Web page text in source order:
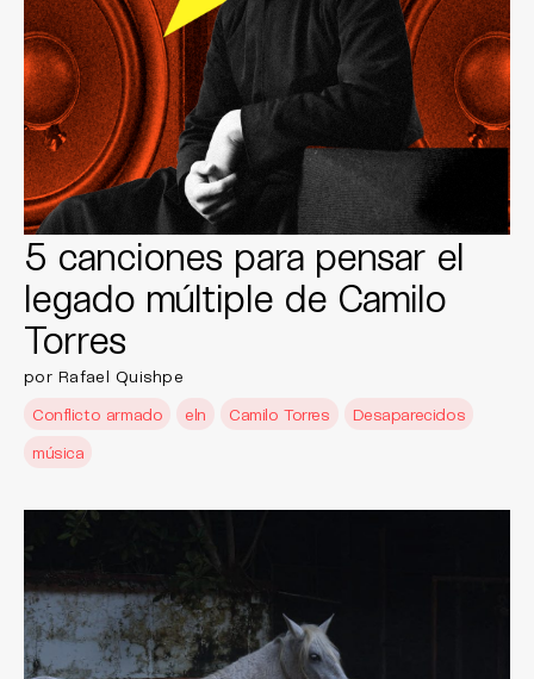
5 canciones para pensar el
legado múltiple de Camilo
Torres
por Rafael Quishpe
Conflicto armado
eln Camilo Torres
Desaparecidos
música